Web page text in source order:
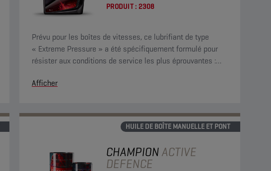
PRODUIT : 2308
Prévu pour les boîtes de vitesses, ce lubrifiant de type
« Extreme Pressure » a été spécifiquement formulé pour
résister aux conditions de service les plus éprouvantes :
régime.
Afficher
HUILE DE BOÎTE MANUELLE ET PONT
CHAMPIONACTIVE
DEFENCE